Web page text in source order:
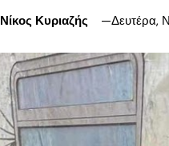
Νίκος Κυριαζής
Δευτέρα,